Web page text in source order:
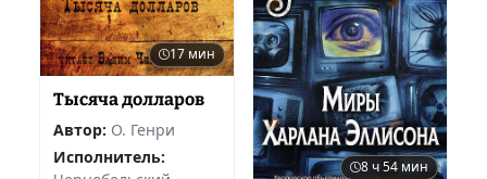
17 мин
Тысяча долларов
Автор: О. Генри
Исполнитель:
8 ч 54 мин